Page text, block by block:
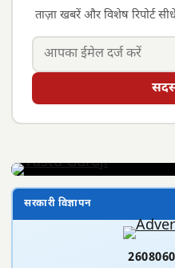
ताज़ा खबरें और विशेष रिपोर्ट
सरकारी विज्ञापन